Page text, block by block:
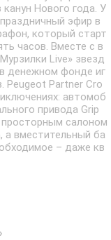
Нового года. У
эфир в
который старт
часов. Вместе с в
Live» звезд
денежном фонде иг
Peugeot Partner Cro
автомоб
привода Grip
салоном
а вместительный ба
– даже кв